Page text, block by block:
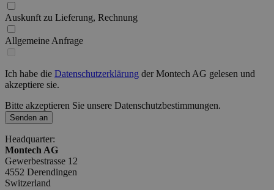
Auskunft zu Lieferung, Rechnung
Allgemeine Anfrage
Ich habe die Datenschutzerklärung der Montech AG gelesen und
akzeptiere sie.
Bitte akzeptieren Sie unsere Datenschutzbestimmungen.
Senden an
Headquarter:
Montech AG
Gewerbestrasse 12
4552 Derendingen
Switzerland